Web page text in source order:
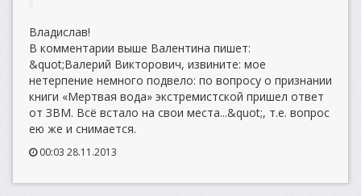
Владислав!
В комментарии выше Валентина пишет:
&quot;Валерий Викторович, извините: мое
нетерпение немного подвело: по вопросу о признании
книги «Мертвая вода» экстремистской пришел ответ
от ЗВМ. Всё встало на свои места...&quot;, т.е. вопрос
ею же и снимается.
00:03 28.11.2013